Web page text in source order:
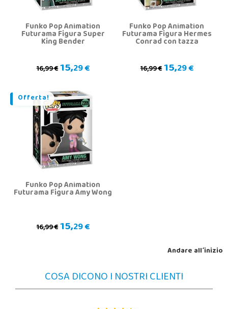
Funko Pop Animation
Futurama Figura Super
King Bender
16,99 €15,29 €
Funko Pop Animation
Futurama Figura Hermes
Conrad con tazza
16,99 €15,29 €
Offerta!
Funko Pop Animation
Futurama Figura Amy Wong
16,99 €15,29 €
Andare all´inizio
COSA DICONO I NOSTRI CLIENTI